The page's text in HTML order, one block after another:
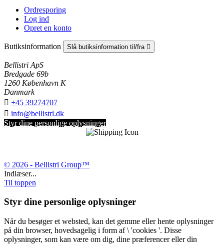
Ordresporing
Log ind
Opret en konto
Butiksinformation Slå butiksinformation til/fra 
Bellistri ApS
Bredgade 69b
1260 København K
Danmark
 +45 39274707
 info@bellistri.dk
Styr dine personlige oplysninger
© 2026 - Bellistri Group™
Indlæser...
Til toppen
Styr dine personlige oplysninger
Når du besøger et websted, kan det gemme eller hente oplysninger
på din browser, hovedsagelig i form af \ 'cookies '. Disse
oplysninger, som kan være om dig, dine præferencer eller din